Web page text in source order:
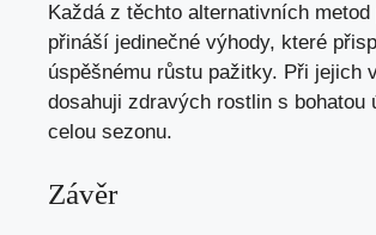
Každá z těchto alternativních
přináší jedinečné výhody, které
úspěšnému růstu pažitky. Při jejich
dosahuji zdravých rostlin s bohatou
celou sezonu.
Závěr